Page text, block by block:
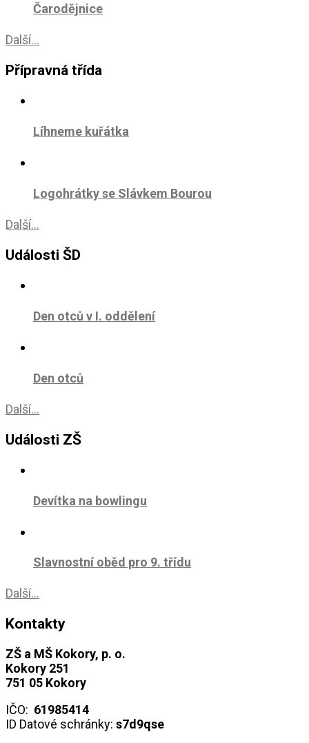
Čarodějnice
Další...
Přípravná třída
Líhneme kuřátka
Logohrátky se Slávkem Bourou
Další...
Události ŠD
Den otců v I. oddělení
Den otců
Další...
Události ZŠ
Devítka na bowlingu
Slavnostní oběd pro 9. třídu
Další...
Kontakty
ZŠ a MŠ Kokory, p. o.
Kokory 251
751 05 Kokory
IČO: 61985414
ID Datové schránky: s7d9qse